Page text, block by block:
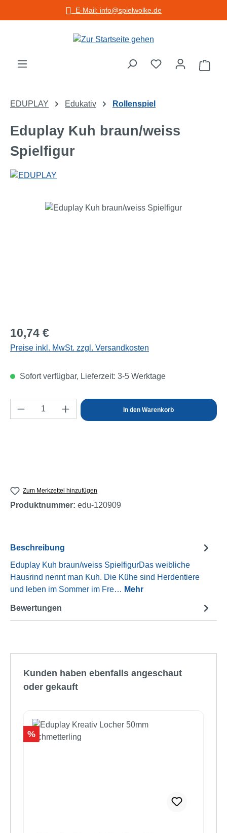
Zum Hauptinhalt springenE-Mail: info@spielwolke.de
EDUPLAY Edukativ Rollenspiel
Eduplay Kuh braun/weiss
Spielfigur
Regulärer Preis:
10,74 €
Preise inkl. MwSt. zzgl. Versandkosten
Sofort verfügbar, Lieferzeit: 3-5 Werktage
Produkt Anzahl: Gib den gewünschten
In den Warenkorb
Zum Merkzettel hinzufügen
Produktnummer: edu-120909
Beschreibung
Eduplay Kuh braun/weiss SpielfigurDas weibliche
Hausrind nennt man Kuh. Die Kühe sind Herdentiere
und leben im Sommer im Fre… Mehr
Bewertungen
Kunden haben ebenfalls angeschaut
oder gekauft
Rabatt
%